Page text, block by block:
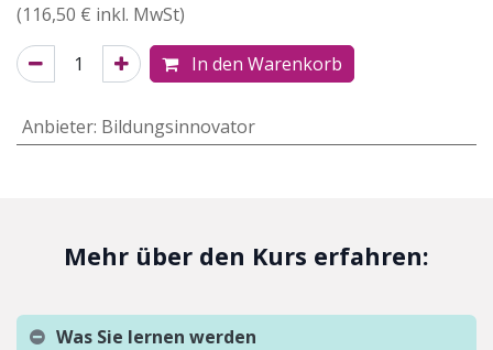
(116,50 € inkl. MwSt)
In den Warenkorb
Anbieter: Bildungsinnovator
Mehr über den Kurs erfahren:
Was Sie lernen werden